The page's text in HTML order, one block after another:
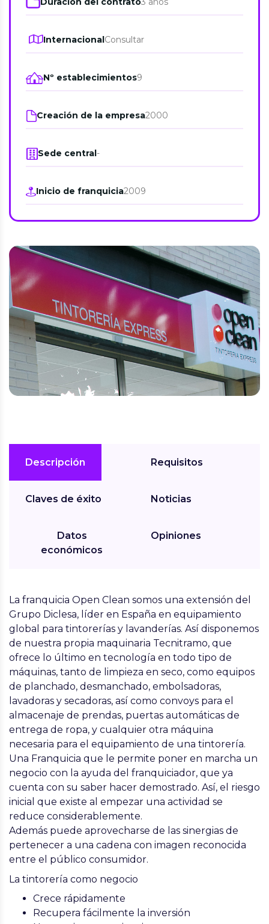
InternacionalConsultar
Nº establecimientos9
Creación de la empresa2000
Sede central-
Inicio de franquicia2009
Descripción
Claves de éxito
Datos
económicos
Requisitos
Noticias
Opiniones
La franquicia Open Clean somos una extensión del
Grupo Diclesa, líder en España en equipamiento
global para tintorerías y lavanderías. Así disponemos
de nuestra propia maquinaria Tecnitramo, que
ofrece lo último en tecnología en todo tipo de
máquinas, tanto de limpieza en seco, como equipos
de planchado, desmanchado, embolsadoras,
lavadoras y secadoras, así como convoys para el
almacenaje de prendas, puertas automáticas de
entrega de ropa, y cualquier otra máquina
necesaria para el equipamiento de una tintorería.
Una Franquicia que le permite poner en marcha un
negocio con la ayuda del franquiciador, que ya
cuenta con su saber hacer demostrado. Así, el riesgo
inicial que existe al empezar una actividad se
reduce considerablemente.
Además puede aprovecharse de las sinergias de
pertenecer a una cadena con imagen reconocida
entre el público consumidor.
La tintorería como negocio
Crece rápidamente
Recupera fácilmente la inversión